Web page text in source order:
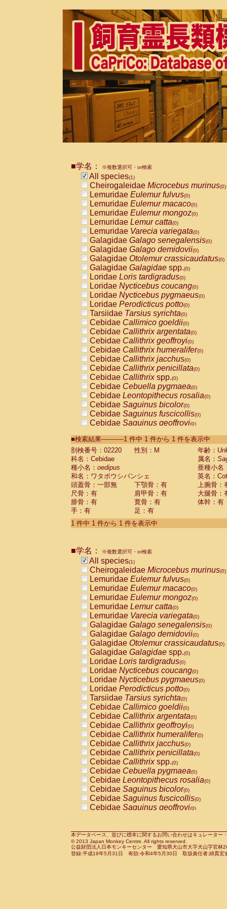
■学名： ※複数選択可・or検索
All species(1)
Cheirogaleidae Microcebus murinus(0)
Lemuridae Eulemur fulvus(0)
Lemuridae Eulemur macaco(0)
Lemuridae Eulemur mongoz(0)
Lemuridae Lemur catta(0)
Lemuridae Varecia variegata(0)
Galagidae Galago senegalensis(0)
Galagidae Galago demidovii(0)
Galagidae Otolemur crassicaudatus(0)
Galagidae Galagidae spp.(0)
Loridae Loris tardigradus(0)
Loridae Nycticebus coucang(0)
Loridae Nycticebus pygmaeus(0)
Loridae Perodicticus potto(0)
Tarsiidae Tarsius syrichta(0)
Cebidae Callimico goeldii(0)
Cebidae Callithrix argentata(0)
Cebidae Callithrix geoffroyi(0)
Cebidae Callithrix humeralifer(0)
Cebidae Callithrix jacchus(0)
Cebidae Callithrix penicillata(0)
Cebidae Callithrixspp.(0)
Cebidae Cebuella pygmaea(0)
Cebidae Leontopithecus rosalia(0)
Cebidae Saguinus bicolor(0)
Cebidae Saguinus fuscicollis(0)
Cebidae Saguinus geoffroyi(0)
CebidaeSaguinus labiatus(0)
Cebidae Saguinus leucopus (0)
Cebidae
Cebidae
CebidaeSaguinus nigricollis (0)
Cebidae Saguinus oedipus
Cebidae Saguinus weddelli
Cebidae Saguinusspp.
Cebidae Aotus trivirgatus
Cebidae Cebus albifrons
CebidaeCebus nigrivittatus
CebidaeCebus
CebidaeSaimiri boliviensis(0)
CebidaeSaimiri sciureus(0)
AtelidaeAlouatta caraya(0)
AtelidaeAlouatta fusca(0)
AtelidaeAlouatta seniculus
AtelidaeAlouattaspp.(0)
AtelidaeAteles belzebuth(0)
AtelidaeAteles geoffroyi(0)
AtelidaeAteles paniscus(0)
AtelidaeAtelesspp.(0)
Atelidae Lagothrix lagothricha
AtelidaeLagothrix lagothricha cana
PitheciidaeCacajao calvus
PitheciidaeCallicebus cupreus
PitheciidaeCallicebus donacophilus
PitheciidaeCallicebus moloch
PitheciidaeCallicebus torquatus
PitheciidaeCallicebusspp.(0)
PitheciidaeChiropotes satanas(0)
PitheciidaePithecia monachus
PitheciidaePithecia pithecia(0)
CercopithecidaeCercocebus agilis
CercopithecidaeCercocebus
CercopithecidaeCercocebus
CercopithecidaeCercocebus
CercopithecidaeCercocebus
CercopithecidaeCercocebushybrid
CercopithecidaePapio anubis(0)
CercopithecidaePapio cynocephalus
CercopithecidaePapio hamadryas(0)
■検索結果-----------1 件中 1 件から 1 件を表示中
剖検番号：02220
性別：M
年齢：
科名：Cebidae
属名：
種小名： oedipus
亜種小名
和名：ワタボウシパンシェ
英名：
頭蓋骨：一部無
下顎骨：有
上腕骨：
尺骨：有
肩甲骨：有
大腿骨：
腓骨：有
寛骨：有
体幹：有
手：有
足：有
1 件中 1 件から 1 件を表示中
■学名： ※複数選択可・or検索
All species(1)
Cheirogaleidae Microcebus murinus(0)
Lemuridae Eulemur fulvus(0)
Lemuridae Eulemur macaco(0)
Lemuridae Eulemur mongoz(0)
Lemuridae Lemur catta(0)
Lemuridae Varecia variegata(0)
Galagidae Galago senegalensis(0)
Galagidae Galago demidovii(0)
Galagidae Otolemur crassicaudatus(0)
Galagidae Galagidae spp.(0)
Loridae Loris tardigradus(0)
Loridae Nycticebus coucang(0)
Loridae Nycticebus pygmaeus(0)
Loridae Perodicticus potto(0)
Tarsiidae Tarsius syrichta(0)
Cebidae Callimico goeldii(0)
Cebidae Callithrix argentata(0)
Cebidae Callithrix geoffroyi(0)
Cebidae Callithrix humeralifer(0)
Cebidae Callithrix jacchus(0)
Cebidae Callithrix penicillata(0)
Cebidae Callithrixspp.(0)
Cebidae Cebuella pygmaea(0)
Cebidae Leontopithecus rosalia(0)
Cebidae Saguinus bicolor(0)
Cebidae Saguinus fuscicollis(0)
Cebidae Saguinus geoffroyi(0)
CebidaeSaguinus leucopus(0)
CebidaeSaguinus midas(0)
Cebidae Saguinus mystax(0)
本データベース、並びに標本に関するお問い合わせはキュレータ
© 2013 Japan Monkey Centre. All rights reserved.
公益財団法人日本モンキーセンター 愛知県犬山市大字犬山字官
登録:平成19年5月31日 有効:令和4年5月30日 取扱責任者:綿貫宏